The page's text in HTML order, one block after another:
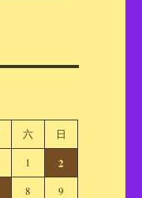
六
日
1
2
8
9